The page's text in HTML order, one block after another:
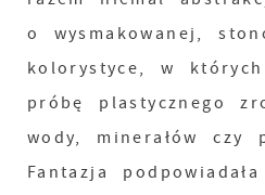
o wysmakowanej,
kolorystyce, w których
próbę plastycznego
wody, minerałów czy
Fantazja